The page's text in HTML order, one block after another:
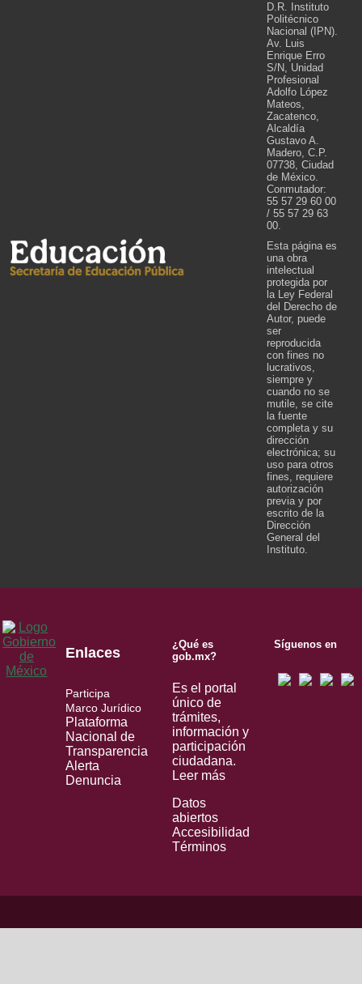
D.R. Instituto
Politécnico
Nacional (IPN).
Av. Luis
Enrique Erro
S/N, Unidad
Profesional
Adolfo López
Mateos,
Zacatenco,
Alcaldía
Gustavo A.
Madero, C.P.
07738, Ciudad
de México.
Conmutador:
55 57 29 60 00
/ 55 57 29 63
00.
Esta página es
una obra
intelectual
protegida por
la Ley Federal
del Derecho de
Autor, puede
ser
reproducida
con fines no
lucrativos,
siempre y
cuando no se
mutile, se cite
la fuente
completa y su
dirección
electrónica; su
uso para otros
fines, requiere
autorización
previa y por
escrito de la
Dirección
General del
Instituto.
Enlaces
Participa
Marco Jurídico
Plataforma
Nacional de
Transparencia
Alerta
Denuncia
¿Qué es
gob.mx?
Es el portal
único de
trámites,
información y
participación
ciudadana.
Leer más
Datos
abiertos
Accesibilidad
Términos
Síguenos en